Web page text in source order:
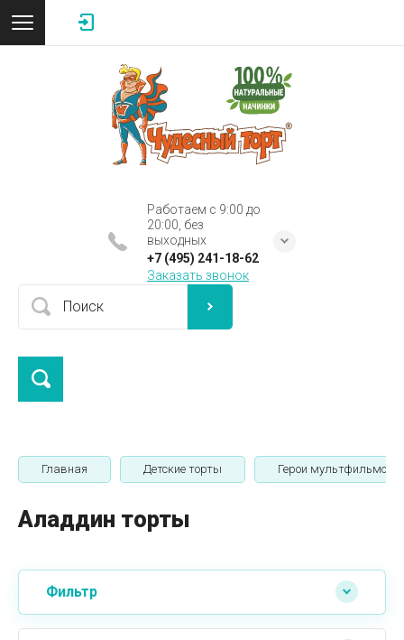
Работаем с 9:00 до
20:00, без
выходных
+7 (495) 241-18-62
Заказать звонок
Главная Детские торты Герои мультфильмов
Аладдин торты
Фильтр